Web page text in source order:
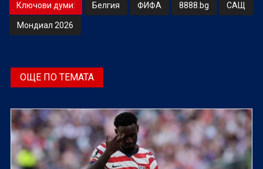
Ключови думи: Белгия ФИФА 8888.bg САЩ
Мондиал 2026
ОЩЕ ПО ТЕМАТА